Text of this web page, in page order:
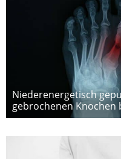
Niederenergetisch
gebrochenen Knochen